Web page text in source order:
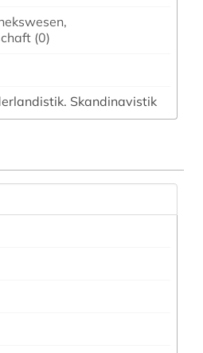
Informationswissenschaft (0)
Philologie.